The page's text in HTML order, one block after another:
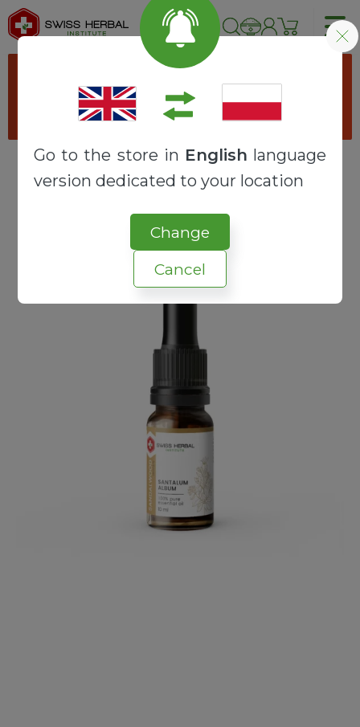
Go to the store in English language
version dedicated to your location
Change
Cancel
przechodząc do produktu "
higieniczne".
OLEJKI TERAPEUTYCZNE
OLEJKI ETERYCZNE